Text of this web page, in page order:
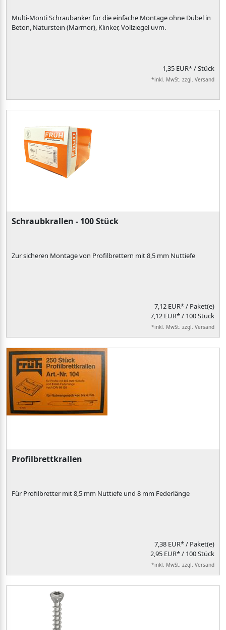
Multi-Monti Schraubanker für die einfache Montage ohne Dübel in
Beton, Naturstein (Marmor), Klinker, Vollziegel uvm.
1,35 EUR*/ Stück
*inkl. MwSt. zzgl. Versand
Schraubkrallen - 100 Stück
Zur sicheren Montage von Profilbrettern mit 8,5 mm Nuttiefe
7,12 EUR*/ Paket(e)
7,12 EUR* / 100 Stück
*inkl. MwSt. zzgl. Versand
Profilbrettkrallen
Für Profilbretter mit 8,5 mm Nuttiefe und 8 mm Federlänge
7,38 EUR*/ Paket(e)
2,95 EUR* / 100 Stück
*inkl. MwSt. zzgl. Versand